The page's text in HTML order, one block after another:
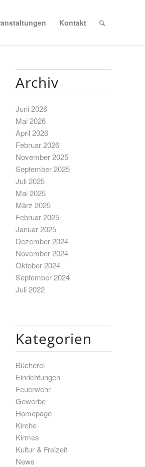
Kontakt
Archiv
Juni 2026
Mai 2026
April 2026
Februar 2026
November 2025
September 2025
Juli 2025
Mai 2025
März 2025
Februar 2025
Januar 2025
Dezember 2024
November 2024
Oktober 2024
September 2024
Juli 2022
Kategorien
Bücherei
Einrichtungen
Feuerwehr
Gewerbe
Homepage
Kirche
Kirmes
Kultur & Freizeit
News